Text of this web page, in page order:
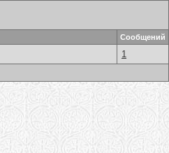
Сообщений
1